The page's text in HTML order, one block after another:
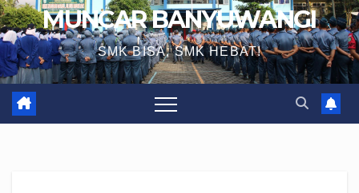
MUNCAR BANYUWANGI
SMK BISA, SMK HEBAT!